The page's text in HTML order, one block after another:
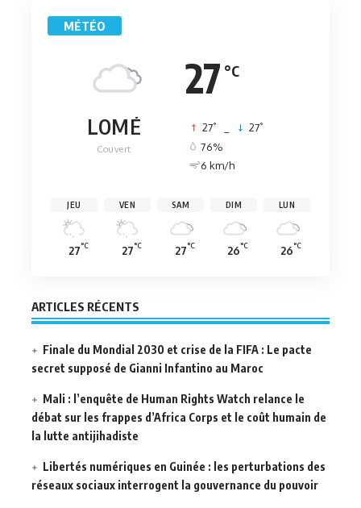
MÉTÉO
27 °C
LOMÉ
Couvert
27° 27°
76%
6 km/h
JEU
27°C
VEN
27°C
SAM
27°C
DIM
26°C
LUN
26°C
ARTICLES RÉCENTS
Finale du Mondial 2030 et crise de la FIFA : Le pacte
secret supposé de Gianni Infantino au Maroc
Mali : l’enquête de Human Rights Watch relance le
débat sur les frappes d’Africa Corps et le coût humain de
la lutte antijihadiste
Libertés numériques en Guinée : les perturbations des
réseaux sociaux interrogent la gouvernance du pouvoir